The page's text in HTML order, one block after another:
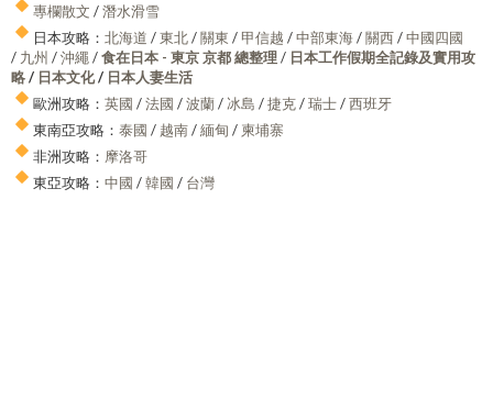
專欄散文 /潛水滑雪
日本攻略： 北海道 /東北/關東 /甲信越 /中部東海/關西/中國四國
/ 九州 /沖繩 /食在日本 - 東京 京都 總整理/ 日本工作假期全記錄及實用攻
略/ 日本文化/ 日本人妻生活
歐洲攻略： 英國 /法國 /波蘭/ 冰島 /捷克/瑞士/西班牙
東南亞攻略： 泰國 / 越南/緬甸 / 柬埔寨
非洲攻略： 摩洛哥
東亞攻略： 中國 /韓國 / 台灣